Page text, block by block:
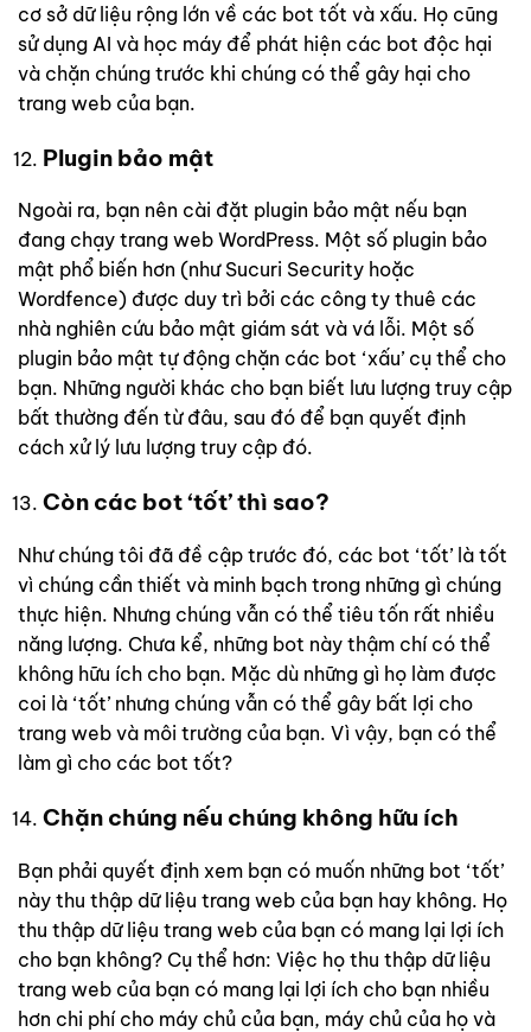
cơ sở dữ liệu rộng lớn về các bot tốt và xấu. Họ cũng
sử dụng AI và học máy để phát hiện các bot độc hại
và chặn chúng trước khi chúng có thể gây hại cho
trang web của bạn.
Plugin bảo mật
Ngoài ra, bạn nên cài đặt plugin bảo mật nếu bạn
đang chạy trang web WordPress. Một số plugin bảo
mật phổ biến hơn (như Sucuri Security hoặc
Wordfence) được duy trì bởi các công ty thuê các
nhà nghiên cứu bảo mật giám sát và vá lỗi. Một số
plugin bảo mật tự động chặn các bot ‘xấu’ cụ thể cho
bạn. Những người khác cho bạn biết lưu lượng truy cập
bất thường đến từ đâu, sau đó để bạn quyết định
cách xử lý lưu lượng truy cập đó.
Còn các bot ‘tốt’ thì sao?
Như chúng tôi đã đề cập trước đó, các bot ‘tốt’ là tốt
vì chúng cần thiết và minh bạch trong những gì chúng
thực hiện. Nhưng chúng vẫn có thể tiêu tốn rất nhiều
năng lượng. Chưa kể, những bot này thậm chí có thể
không hữu ích cho bạn. Mặc dù những gì họ làm được
coi là ‘tốt’ nhưng chúng vẫn có thể gây bất lợi cho
trang web và môi trường của bạn. Vì vậy, bạn có thể
làm gì cho các bot tốt?
Chặn chúng nếu chúng không hữu ích
Bạn phải quyết định xem bạn có muốn những bot ‘tốt’
này thu thập dữ liệu trang web của bạn hay không. Họ
thu thập dữ liệu trang web của bạn có mang lại lợi ích
cho bạn không? Cụ thể hơn: Việc họ thu thập dữ liệu
trang web của bạn có mang lại lợi ích cho bạn nhiều
hơn chi phí cho máy chủ của bạn, máy chủ của họ và